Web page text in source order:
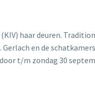
haar deuren.
en de
t/m zondag 30